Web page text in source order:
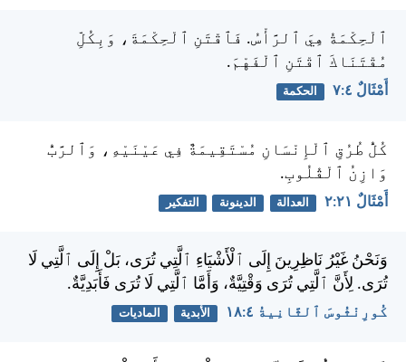
ٱلْحِكْمَةُ هِيَ ٱلرَّأْسُ. فَٱقْتَنِ ٱلْحِكْمَةَ، وَبِكُلِّ
مُقْتَنَاكَ ٱقْتَنِ ٱلْفَهْمَ.
أَمْثَالٌ ٤:‏٧ الحكمة
كُلُّ طُرُقِ ٱلْإِنْسَانِ مُسْتَقِيمَةٌ فِي عَيْنَيْهِ، وَٱلرَّبُّ
وَازِنُ ٱلْقُلُوبِ.
أَمْثَالٌ ٢١:‏٢ العدالة الدينونة التفكير
وَنَحْنُ غَيْرُ نَاظِرِينَ إِلَى ٱلْأَشْيَاءِ ٱلَّتِي تُرَى، بَلْ إِلَى ٱلَّتِي لَا
تُرَى. لِأَنَّ ٱلَّتِي تُرَى وَقْتِيَّةٌ، وَأَمَّا ٱلَّتِي لَا تُرَى فَأَبَدِيَّةٌ.
كُورِنْثُوسَ ٱلثَّانِيةُ ٤:‏١٨ الأبدية الماديات